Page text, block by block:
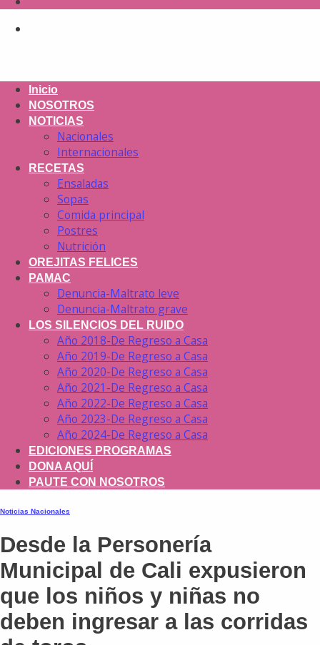
Inicio
NOSOTROS
NOTICIAS
Nacionales
Internacionales
RECETAS
Ensaladas
Sopas
Comida principal
Postres
Nutrición
OREJITAS FELICES
PAMAC
Denuncia-Maltrato leve
Denuncia-Maltrato grave
LOS SILENCIOS DEL RUIDO
Año 2018-De Regreso a Casa
Año 2019-De Regreso a Casa
Año 2020-De Regreso a Casa
Año 2021-De Regreso a Casa
Año 2022-De Regreso a Casa
Año 2023-De Regreso a Casa
Año 2024-De Regreso a Casa
EDICIONES PROGRAMAS
DONA AQUÍ
PAUTE CON NOSOTROS
Noticias Nacionales
Desde la Personería
Municipal de Cali expusieron
que los niños y niñas no
deben ingresar a las corridas